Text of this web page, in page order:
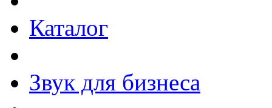
Каталог
Звук для бизнеса